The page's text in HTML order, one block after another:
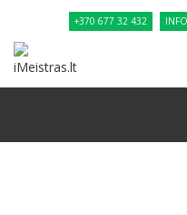
+370 677 32 432